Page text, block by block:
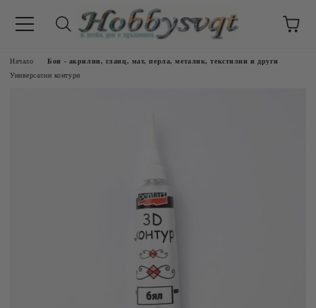
Начало
Бои - акрилни, гланц, мат, перла, металик, текстилни и други
Универсални контури